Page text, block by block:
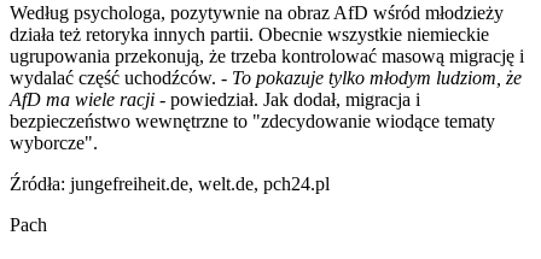
Według psychologa, pozytywnie na obraz AfD wśród młodzieży
działa też retoryka innych partii. Obecnie wszystkie niemieckie
ugrupowania przekonują, że trzeba kontrolować masową migrację i
wydalać część uchodźców. - To pokazuje tylko młodym ludziom, że
AfD ma wiele racji - powiedział. Jak dodał, migracja i
bezpieczeństwo wewnętrzne to "zdecydowanie wiodące tematy
wyborcze".
Źródła: jungefreiheit.de, welt.de, pch24.pl
Pach